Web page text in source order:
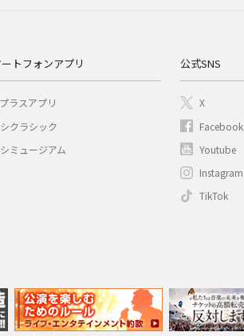
トフォンアプリ
ラスアプリ
クラシック
ミュージアム
公式SNS
X
Facebook
Youtube
Instagram
TikTok